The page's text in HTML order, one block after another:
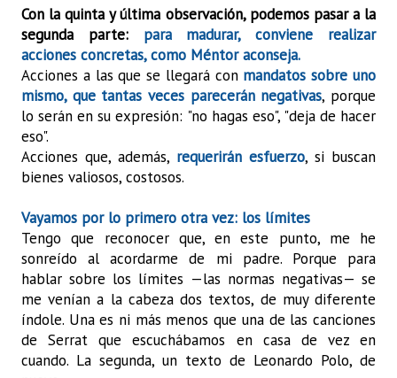
Con la quinta y última observación, podemos pasar a la
segunda parte: para madurar, conviene realizar
acciones concretas, como Méntor aconseja.
Acciones a las que se llegará con mandatos sobre uno
mismo, que tantas veces parecerán negativas, porque
lo serán en su expresión: "no hagas eso", "deja de hacer
eso".
Acciones que, además, requerirán esfuerzo, si buscan
bienes valiosos, costosos.
Vayamos por lo primero otra vez: los límites
Tengo que reconocer que, en este punto, me he
sonreído al acordarme de mi padre. Porque para
hablar sobre los límites —las normas negativas— se
me venían a la cabeza dos textos, de muy diferente
índole. Una es ni más menos que una de las canciones
de Serrat que escuchábamos en casa de vez en
cuando. La segunda, un texto de Leonardo Polo, de